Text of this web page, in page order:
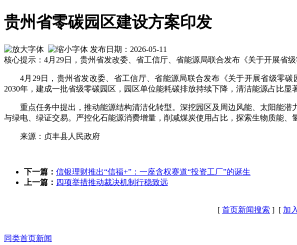
贵州省零碳园区建设方案印发
发布日期：2026-05-11
核心提示：4月29日，贵州省发改委、省工信厅、省能源局联合发布《关于开展省
4月29日，贵州省发改委、省工信厅、省能源局联合发布《关于开展省级零
2030年，建成一批省级零碳园区，园区单位能耗碳排放持续下降，清洁能源占比
重点任务中提出，推动能源结构清洁化转型。深挖园区及周边风能、太阳能
与绿电、绿证交易。严控化石能源消费增量，削减煤炭使用占比，探索生物质能
来源：贞丰县人民政府
下一篇： 信银理财推出“信福+”：一座含权赛道“投资工厂”的诞生
上一篇： 四项举措推动裁决机制行稳致远
[ 首页新闻搜索 ] [ 加
同类首页新闻